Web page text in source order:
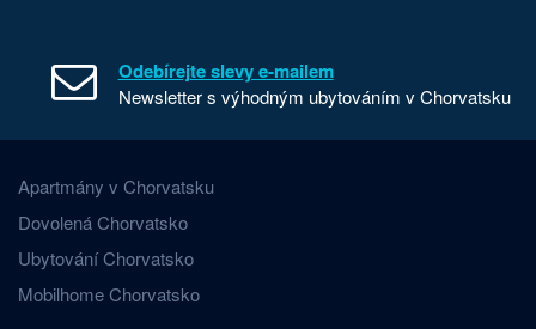
Odebírejte slevy e-mailem
Newsletter s výhodným ubytováním v Chorvatsku
Apartmány v Chorvatsku
Dovolená Chorvatsko
Ubytování Chorvatsko
Mobilhome Chorvatsko